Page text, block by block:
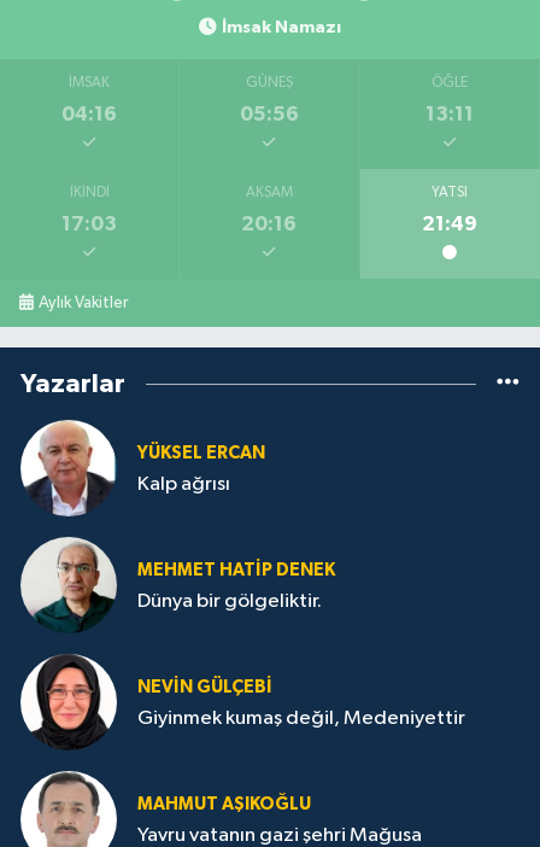
İmsak Namazı
İMSAK
04:16
GÜNEŞ
05:56
ÖĞLE
13:11
İKINDI
17:03
AKŞAM
20:16
YATSI
21:49
Aylık Vakitler
Yazarlar
YÜKSEL ERCAN
Kalp ağrısı
MEHMET HATİP DENEK
Dünya bir gölgeliktir.
NEVİN GÜLÇEBİ
Giyinmek kumaş değil, Medeniyettir
MAHMUT AŞIKOĞLU
Yavru vatanın gazi şehri Mağusa